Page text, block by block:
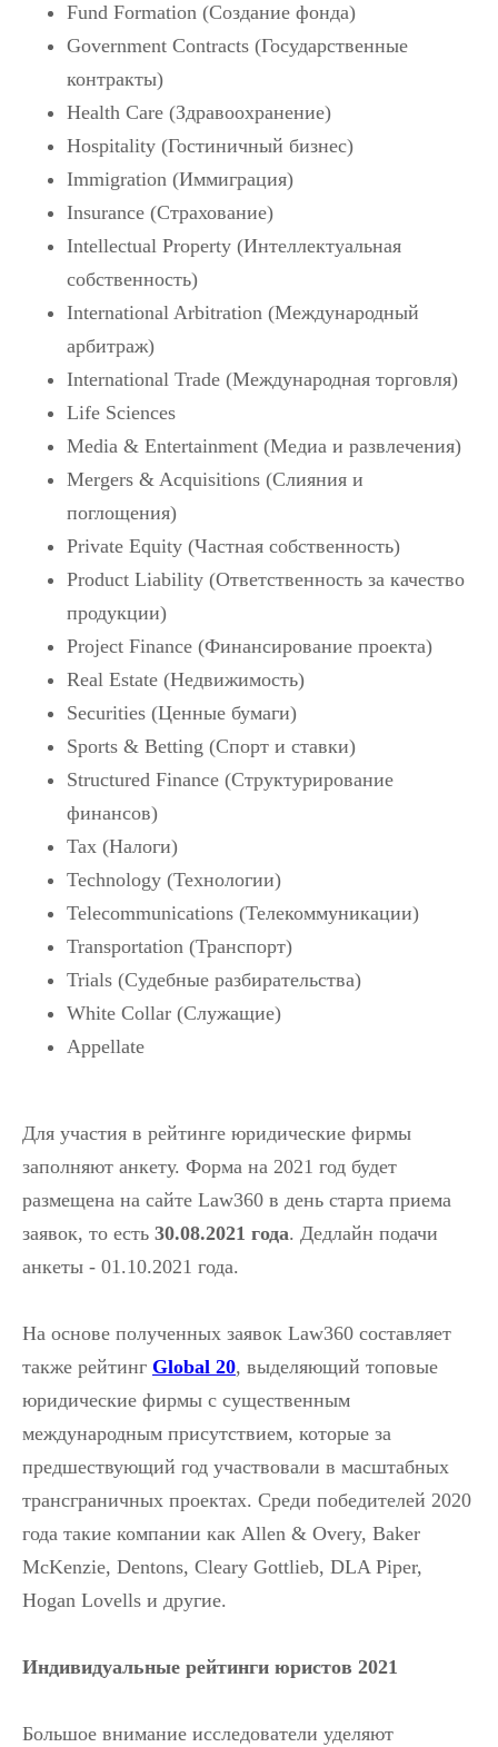
Fund Formation (Создание фонда)
Government Contracts (Государственные
контракты)
Health Care (Здравоохранение)
Hospitality (Гостиничный бизнес)
Immigration (Иммиграция)
Insurance (Страхование)
Intellectual Property (Интеллектуальная
собственность)
International Arbitration (Международный
арбитраж)
International Trade (Международная торговля)
Life Sciences
Media & Entertainment (Медиа и развлечения)
Mergers & Acquisitions (Слияния и
поглощения)
Private Equity (Частная собственность)
Product Liability (Ответственность за качество
продукции)
Project Finance (Финансирование проекта)
Real Estate (Недвижимость)
Securities (Ценные бумаги)
Sports & Betting (Спорт и ставки)
Structured Finance (Структурирование
финансов)
Tax (Налоги)
Technology (Технологии)
Telecommunications (Телекоммуникации)
Transportation (Транспорт)
Trials (Судебные разбирательства)
White Collar (Служащие)
Appellate
Для участия в рейтинге юридические фирмы
заполняют анкету. Форма на 2021 год будет
размещена на сайте Law360 в день старта приема
заявок, то есть 30.08.2021 года. Дедлайн подачи
анкеты - 01.10.2021 года.
На основе полученных заявок Law360 составляет
также рейтинг Global 20, выделяющий топовые
юридические фирмы с существенным
международным присутствием, которые за
предшествующий год участвовали в масштабных
трансграничных проектах. Среди победителей 2020
года такие компании как Allen & Overy, Baker
McKenzie, Dentons, Cleary Gottlieb, DLA Piper,
Hogan Lovells и другие.
Индивидуальные рейтинги юристов 2021
Большое внимание исследователи уделяют